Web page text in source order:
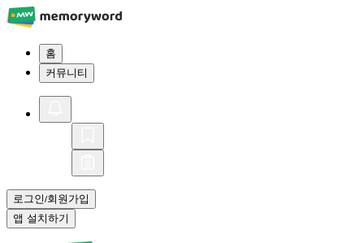
홈
커뮤니티
로그인/회원가입
앱 설치하기